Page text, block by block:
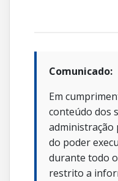
Comunicado:
Em
conteúdo dos
administração
do poder
durante todo
restrito a